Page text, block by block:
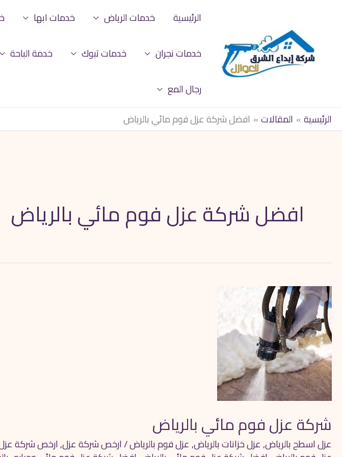
المحتوى
الرئيسية خدمات الرياض خدمات ابها
خدمات نجران خدمات تبوك خدمة الباحة
رجال المع
الرئيسية
المقالات افضل شركة عزل فوم مائي بالرياض
افضل شركة عزل فوم مائي بالرياض
شركة عزل فوم مائي بالرياض
عزل اسطح بالرياض,عزل خزانات بالرياض,عزل فوم بالرياض/ارخص شركة عزل,ارخص شركة
شركة
عزل
فوم
مائي
بالرياض